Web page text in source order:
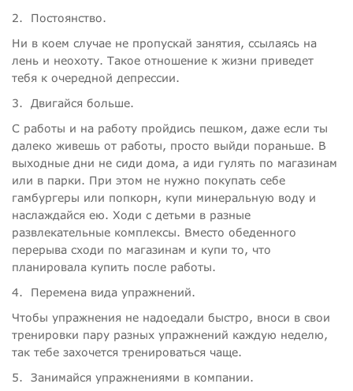
2.
Постоянство.
Ни в коем случае не пропускай занятия, ссылаясь на
лень и неохоту. Такое отношение к жизни приведет
тебя к очередной депрессии.
3.
Двигайся больше.
С работы и на работу пройдись пешком, даже если ты
далеко живешь от работы, просто выйди пораньше. В
выходные дни не сиди дома, а иди гулять по магазинам
или в парки. При этом не нужно покупать себе
гамбургеры или попкорн, купи минеральную воду и
наслаждайся ею. Ходи с детьми в разные
развлекательные комплексы. Вместо обеденного
перерыва сходи по магазинам и купи то, что
планировала купить после работы.
4.
Перемена вида упражнений.
Чтобы упражнения не надоедали быстро, вноси в свои
тренировки пару разных упражнений каждую неделю,
так тебе захочется тренироваться чаще.
5.
Занимайся упражнениями в компании.